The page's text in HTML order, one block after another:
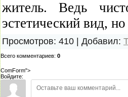
житель. Ведь
эстетический вид,
Просмотров: 410 | Добавил:
Всего комментариев: 0
ComForm">
Войдите: